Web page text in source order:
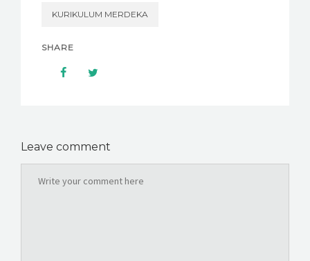
KURIKULUM MERDEKA
SHARE
Leave comment